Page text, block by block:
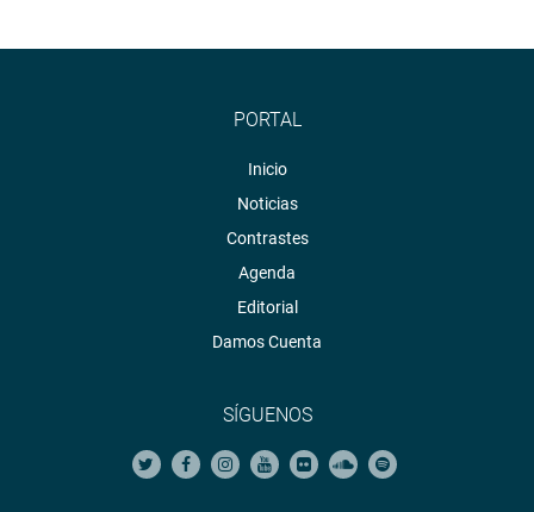
PORTAL
Inicio
Noticias
Contrastes
Agenda
Editorial
Damos Cuenta
SÍGUENOS